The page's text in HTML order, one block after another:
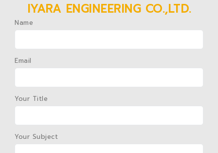
IYARA ENGINEERING CO.,LTD.
Name
Email
Your Title
Your Subject